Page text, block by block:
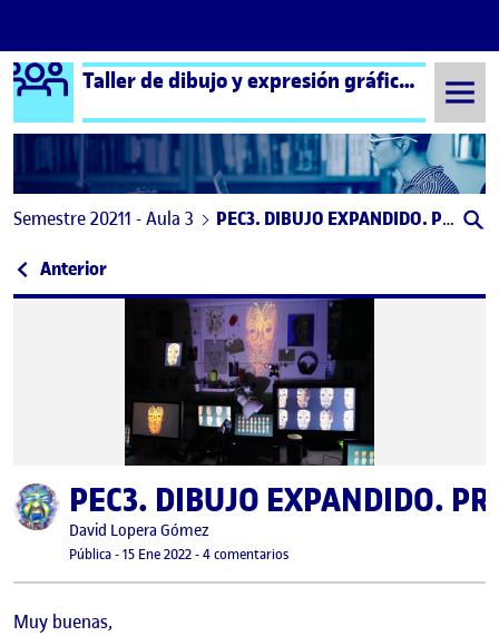
Saltar al contenido
Logo Ágora Taller de dibujo y expresión gráfica aula 3
Semestre 20211 - Aula 3 PEC3. DIBUJO EXPANDIDO. PROYECTO «ConsciencIA»
Navegación de entradas
Anterior: PRÁCTICA: EL DIBUJO EXPANDIDO
Publicado porPEC3. DIBUJO EXPANDIDO.
Publicado por
David Lopera Gómez
Visibilidad:
Pública-Fecha de publicación
15 Ene 202215 enero, 2022 8:24 pm
-4 comentariosen PEC3. DIBUJO EXPANDIDO.
Muy buenas,